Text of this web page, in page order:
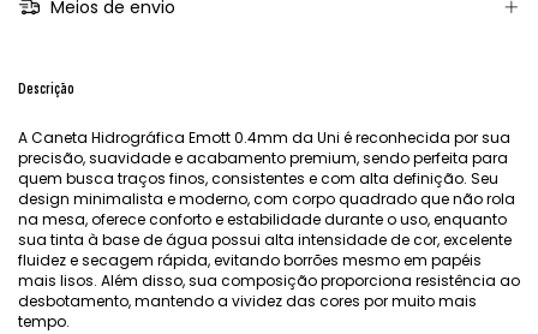
Meios de envio
Descrição
A Caneta Hidrográfica Emott 0.4mm da Uni é reconhecida por sua
precisão, suavidade e acabamento premium, sendo perfeita para
quem busca traços finos, consistentes e com alta definição. Seu
design minimalista e moderno, com corpo quadrado que não rola
na mesa, oferece conforto e estabilidade durante o uso, enquanto
sua tinta à base de água possui alta intensidade de cor, excelente
fluidez e secagem rápida, evitando borrões mesmo em papéis
mais lisos. Além disso, sua composição proporciona resistência ao
desbotamento, mantendo a vividez das cores por muito mais
tempo.